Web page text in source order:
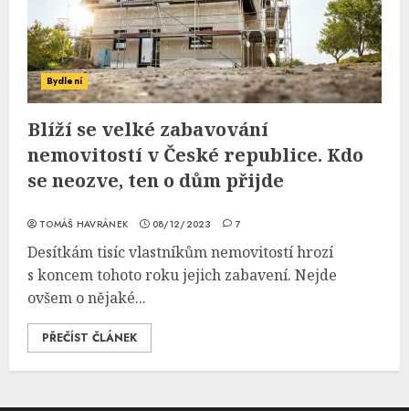
Bydlení
Blíží se velké zabavování
nemovitostí v České republice. Kdo
se neozve, ten o dům přijde
TOMÁŠ HAVRÁNEK 08/12/2023 7
Desítkám tisíc vlastníkům nemovitostí hrozí
s koncem tohoto roku jejich zabavení. Nejde
ovšem o nějaké...
PŘEČÍST ČLÁNEK